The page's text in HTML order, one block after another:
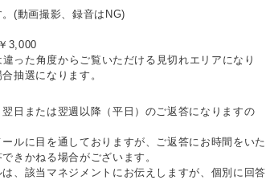
(動画撮影、録音はNG)
3,000
った角度からご覧いただける見切れエリアになり
抽選になります。
日または翌週以降（平日）のご返答になりますの
ルに目を通しておりますが、ご返答にお時間をいた
きかねる場合がございます。
、該当マネジメントにお伝えしますが、個別に回答